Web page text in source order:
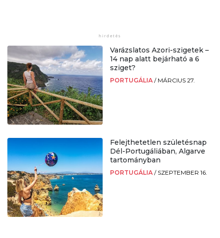
Varázslatos Azori-szigetek –
14 nap alatt bejárható a 6
sziget?
PORTUGÁLIA / MÁRCIUS 27.
Felejthetetlen születésnap
Dél-Portugáliában, Algarve
tartományban
PORTUGÁLIA / SZEPTEMBER 16.